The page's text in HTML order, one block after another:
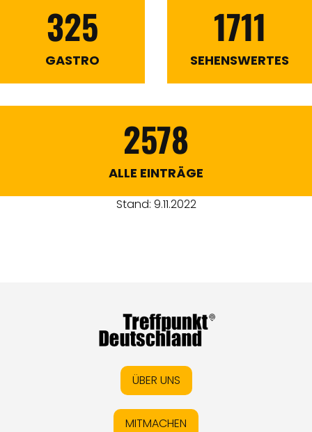
325
GASTRO
1711
SEHENSWERTES
2578
ALLE EINTRÄGE
Stand: 9.11.2022
ÜBER UNS
MITMACHEN